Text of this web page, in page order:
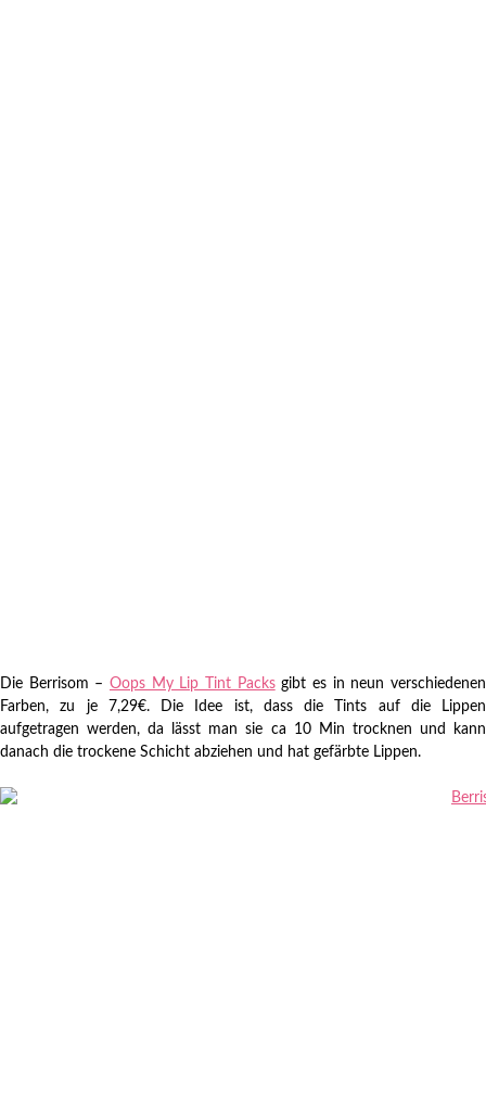
Die Berrisom – Oops My Lip Tint Packsgibt es in neun verschiedenen
Farben, zu je 7,29€. Die Idee ist, dass die Tints auf die Lippen
aufgetragen werden, da lässt man sie ca 10 Min trocknen und kann
danach die trockene Schicht abziehen und hat gefärbte Lippen.